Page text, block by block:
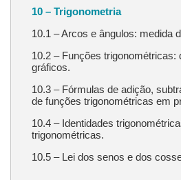
10 – Trigonometria
10.1 – Arcos e ângulos: medida
10.2 – Funções trigonométricas:
gráficos.
10.3 – Fórmulas de adição,
de funções trigonométricas em
10.4 – Identidades
trigonométricas.
10.5 – Lei dos senos e dos